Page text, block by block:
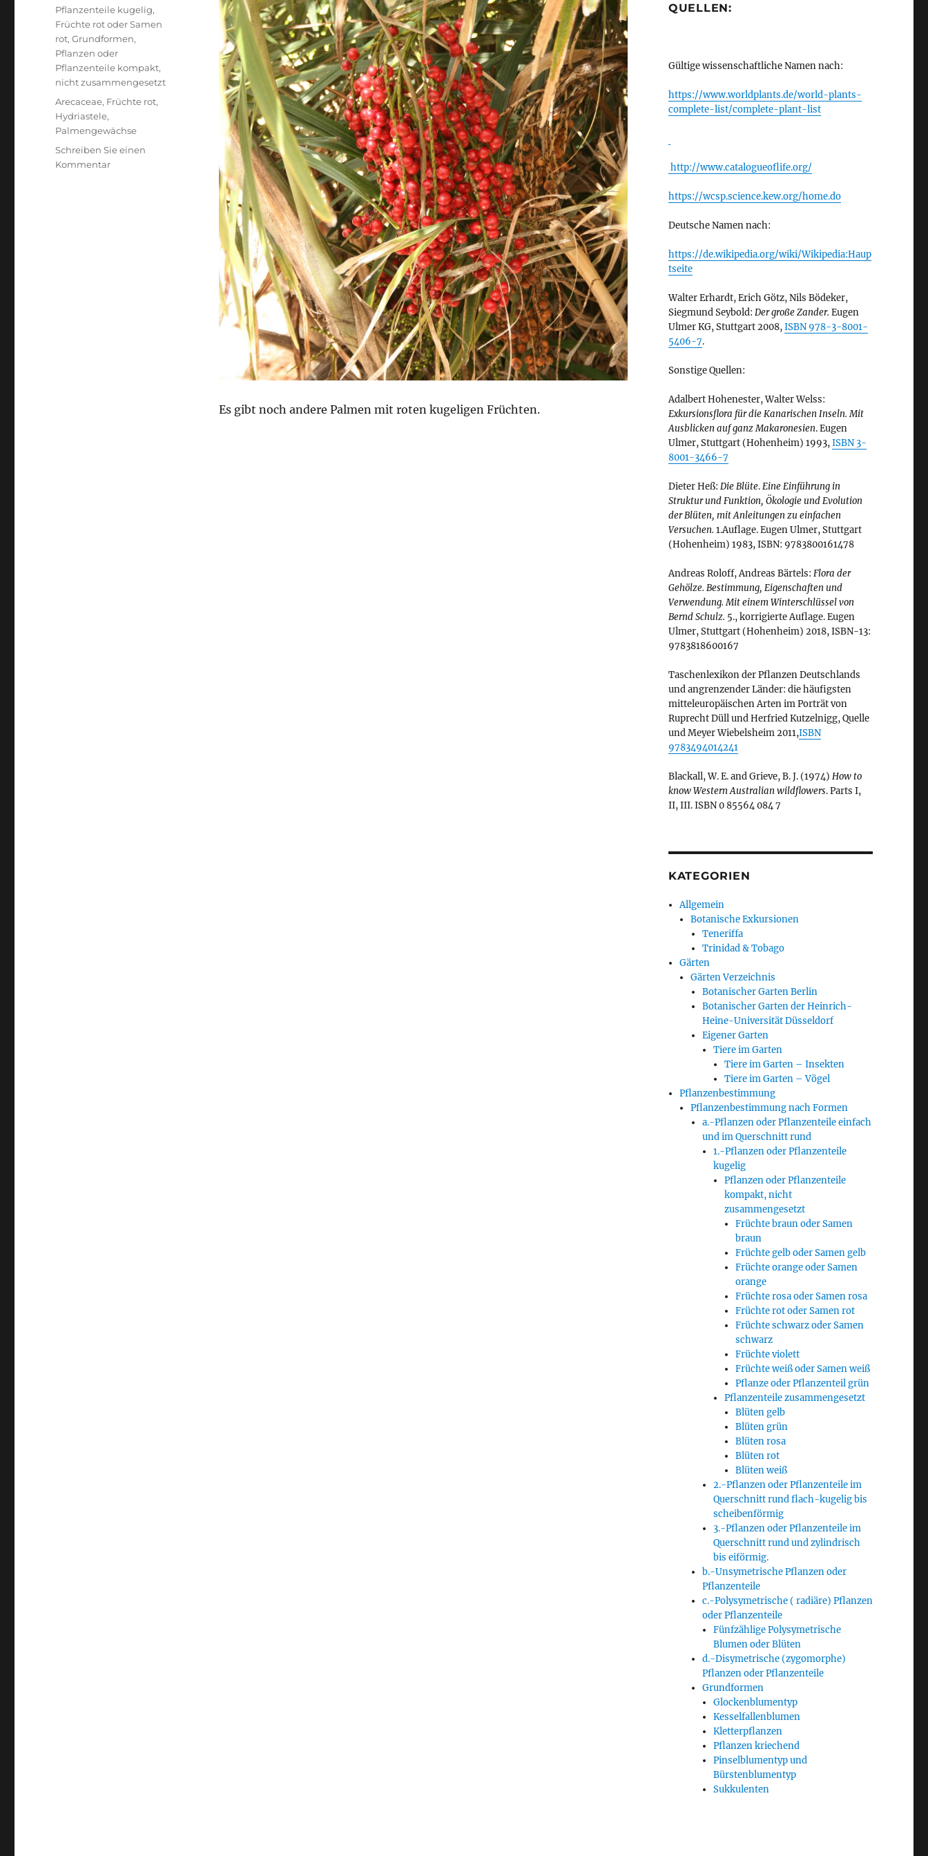
Es gibt noch andere Palmen mit roten kugeligen Früchten.
Pflanzenteile kugelig,
Früchte rot oder Samen
rot,Grundformen,
Pflanzen oder
Pflanzenteile kompakt,
nicht zusammengesetzt
Schlagwörter
Arecaceae, Früchte rot,
Hydriastele,
Palmengewächse
Schreiben Sie einen
Kommentarzu
QUELLEN:
Gültige wissenschaftliche Namen nach:
https://www.worldplants.de/world-plants-
complete-list/complete-plant-list
http://www.catalogueoflife.org/
https://wcsp.science.kew.org/home.do
Deutsche Namen nach:
https://de.wikipedia.org/wiki/Wikipedia:Haup
tseite
Walter Erhardt, Erich Götz, Nils Bödeker,
Siegmund Seybold: Der große Zander. Eugen
Ulmer KG, Stuttgart 2008,ISBN 978-3-8001-
5406-7.
Sonstige Quellen:
Adalbert Hohenester, Walter Welss:
Exkursionsflora für die Kanarischen Inseln. Mit
Ausblicken auf ganz Makaronesien. Eugen
Ulmer, Stuttgart (Hohenheim) 1993,ISBN 3-
8001-3466-7
Dieter Heß: Die Blüte.Eine Einführung in
Struktur und Funktion, Ökologie und Evolution
der Blüten, mit Anleitungen zu einfachen
Versuchen. 1.Auflage. Eugen Ulmer, Stuttgart
(Hohenheim) 1983, ISBN: 9783800161478
Andreas Roloff, Andreas Bärtels: Flora der
Gehölze. Bestimmung, Eigenschaften und
Verwendung. Mit einem Winterschlüssel von
Bernd Schulz. 5., korrigierte Auflage. Eugen
Ulmer, Stuttgart (Hohenheim) 2018, ISBN-13:
9783818600167
Taschenlexikon der Pflanzen Deutschlands
und angrenzender Länder: die häufigsten
mitteleuropäischen Arten im Porträt von
Ruprecht Düll und Herfried Kutzelnigg, Quelle
und Meyer Wiebelsheim 2011,ISBN
9783494014241
Blackall, W. E. and Grieve, B. J. (1974) How to
know Western Australian wildflowers. Parts I,
II, III. ISBN 0 85564 084 7
KATEGORIEN
Allgemein
Botanische Exkursionen
Teneriffa
Trinidad & Tobago
Gärten
Gärten Verzeichnis
Botanischer Garten Berlin
Botanischer Garten der Heinrich-
Heine-Universität Düsseldorf
Eigener Garten
Tiere im Garten
Tiere im Garten – Insekten
Tiere im Garten – Vögel
Pflanzenbestimmung
Pflanzenbestimmung nach Formen
a.-Pflanzen oder Pflanzenteile einfach
und im Querschnitt rund
1.-Pflanzen oder Pflanzenteile
kugelig
Pflanzen oder Pflanzenteile
kompakt, nicht
zusammengesetzt
Früchte braun oder Samen
braun
Früchte gelb oder Samen gelb
Früchte orange oder Samen
orange
Früchte rosa oder Samen rosa
Früchte rot oder Samen rot
Früchte schwarz oder Samen
schwarz
Früchte violett
Früchte weiß oder Samen weiß
Pflanze oder Pflanzenteil grün
Pflanzenteile zusammengesetzt
Blüten gelb
Blüten grün
Blüten rosa
Blüten rot
Blüten weiß
2.-Pflanzen oder Pflanzenteile im
Querschnitt rund flach-kugelig bis
scheibenförmig
3.-Pflanzen oder Pflanzenteile im
Querschnitt rund und zylindrisch
bis eiförmig.
b.-Unsymetrische Pflanzen oder
Pflanzenteile
c.-Polysymetrische ( radiäre) Pflanzen
oder Pflanzenteile
Fünfzählige Polysymetrische
Blumen oder Blüten
d.-Disymetrische (zygomorphe)
Pflanzen oder Pflanzenteile
Grundformen
Glockenblumentyp
Kesselfallenblumen
Kletterpflanzen
Pflanzen kriechend
Pinselblumentyp und
Bürstenblumentyp
Sukkulenten